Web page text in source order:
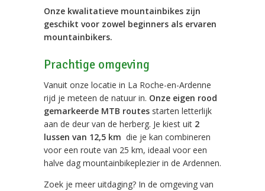
Onze kwalitatieve mountainbikes zijn
geschikt voor zowel beginners als ervaren
mountainbikers.
Prachtige omgeving
Vanuit onze locatie in La Roche-en-Ardenne
rijd je meteen de natuur in. Onze eigen rood
gemarkeerde MTB routes starten letterlijk
aan de deur van de herberg. Je kiest uit 2
lussen van 12,5 km die je kan combineren
voor een route van 25 km, ideaal voor een
halve dag mountainbikeplezier in de Ardennen.
Zoek je meer uitdaging? In de omgeving van